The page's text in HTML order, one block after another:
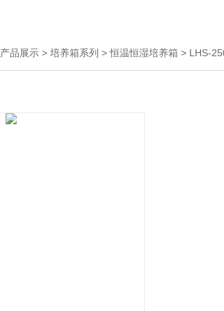
产品展示 > 培养箱系列 >恒温恒湿培养箱 > LHS-